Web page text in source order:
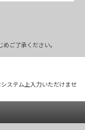
ご了承ください。
ステム上入力いただけませ